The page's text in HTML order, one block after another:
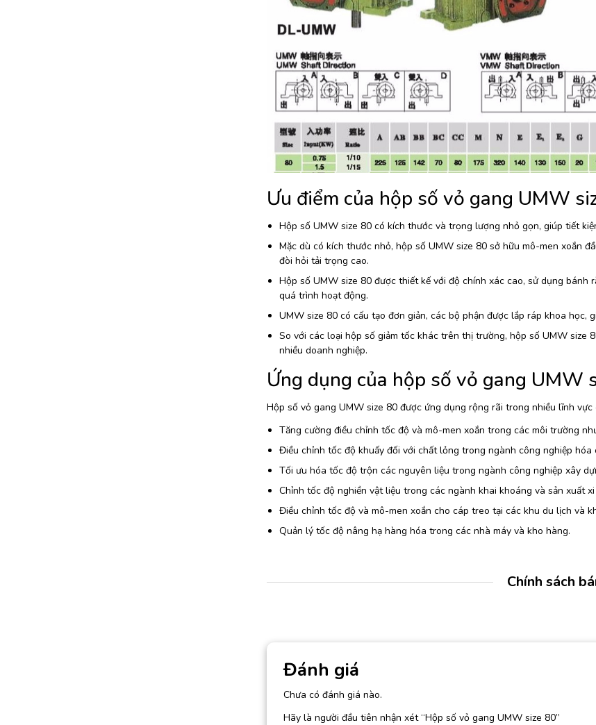
Ưu điểm của hộp số vỏ gang UMW
Hộp số UMW size 80 có kích thước và trọng lượng nhỏ gọn, giúp tiết
Mặc dù có kích thước nhỏ, hộp số UMW size 80 sở hữu mô-men xoắn
đòi hỏi tải trọng cao.
Hộp số UMW size 80 được thiết kế với độ chính xác cao, sử dụng
quá trình hoạt động.
UMW size 80 có cấu tạo đơn giản, các bộ phận được lắp ráp khoa
So với các loại hộp số giảm tốc khác trên thị trường, hộp số UMW size
nhiều doanh nghiệp.
Ứng dụng của hộp số vỏ gang UMW
Hộp số vỏ gang UMW size 80 được ứng dụng rộng rãi trong nhiều lĩnh vực
Tăng cường điều chỉnh tốc độ và mô-men xoắn trong các môi trường
Điều chỉnh tốc độ khuấy đối với chất lỏng trong ngành công nghiệp hóa
Tối ưu hóa tốc độ trộn các nguyên liệu trong ngành công nghiệp xây
Chỉnh tốc độ nghiền vật liệu trong các ngành khai khoáng và sản xuất xi
Điều chỉnh tốc độ và mô-men xoắn cho cáp treo tại các khu du lịch và
Quản lý tốc độ nâng hạ hàng hóa trong các nhà máy và kho hàng.
Chính sách
Đánh giá
Chưa có đánh giá nào.
Hãy là người đầu tiên nhận xét “Hộp số vỏ gang UMW size 80”